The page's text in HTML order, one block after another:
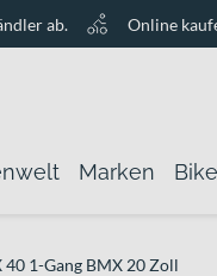
ab. Online
Marken
40 1-Gang BMX 20 Zoll